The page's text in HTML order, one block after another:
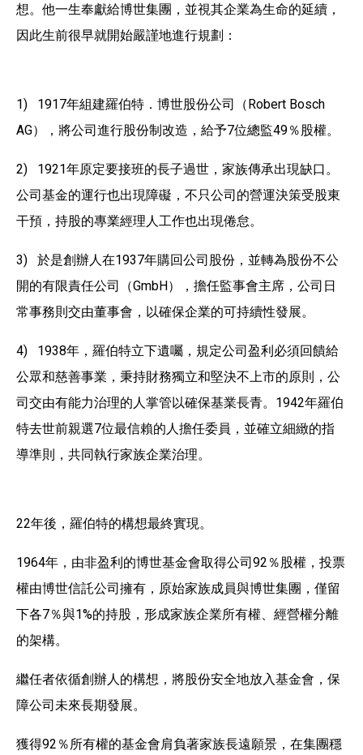
想。他一生奉獻給博世集團，並視其企業為生命的延續，
因此生前很早就開始嚴謹地進行規劃：
1) 1917年組建羅伯特．博世股份公司（Robert Bosch
AG），將公司進行股份制改造，給予7位總監49％股權。
2) 1921年原定要接班的長子過世，家族傳承出現缺口。
公司基金的運行也出現障礙，不只公司的營運決策受股東
干預，持股的專業經理人工作也出現倦怠。
3) 於是創辦人在1937年購回公司股份，並轉為股份不公
開的有限責任公司（GmbH），擔任監事會主席，公司日
常事務則交由董事會，以確保企業的可持續性發展。
4) 1938年，羅伯特立下遺囑，規定公司盈利必須回饋給
公眾和慈善事業，秉持財務獨立和堅決不上市的原則，公
司交由有能力治理的人掌管以確保基業長青。1942年羅伯
特去世前親選7位最信賴的人擔任委員，並確立細緻的指
導準則，共同執行家族企業治理。
22年後，羅伯特的構想最終實現。
1964年，由非盈利的博世基金會取得公司92％股權，投票
權由博世信託公司擁有，原始家族成員與博世集團，僅留
下各7％與1%的持股，形成家族企業所有權、經營權分離
的架構。
繼任者依循創辦人的構想，將股份安全地放入基金會，保
障公司未來長期發展。
獲得92％所有權的基金會肩負著家族長遠願景，在集團穩